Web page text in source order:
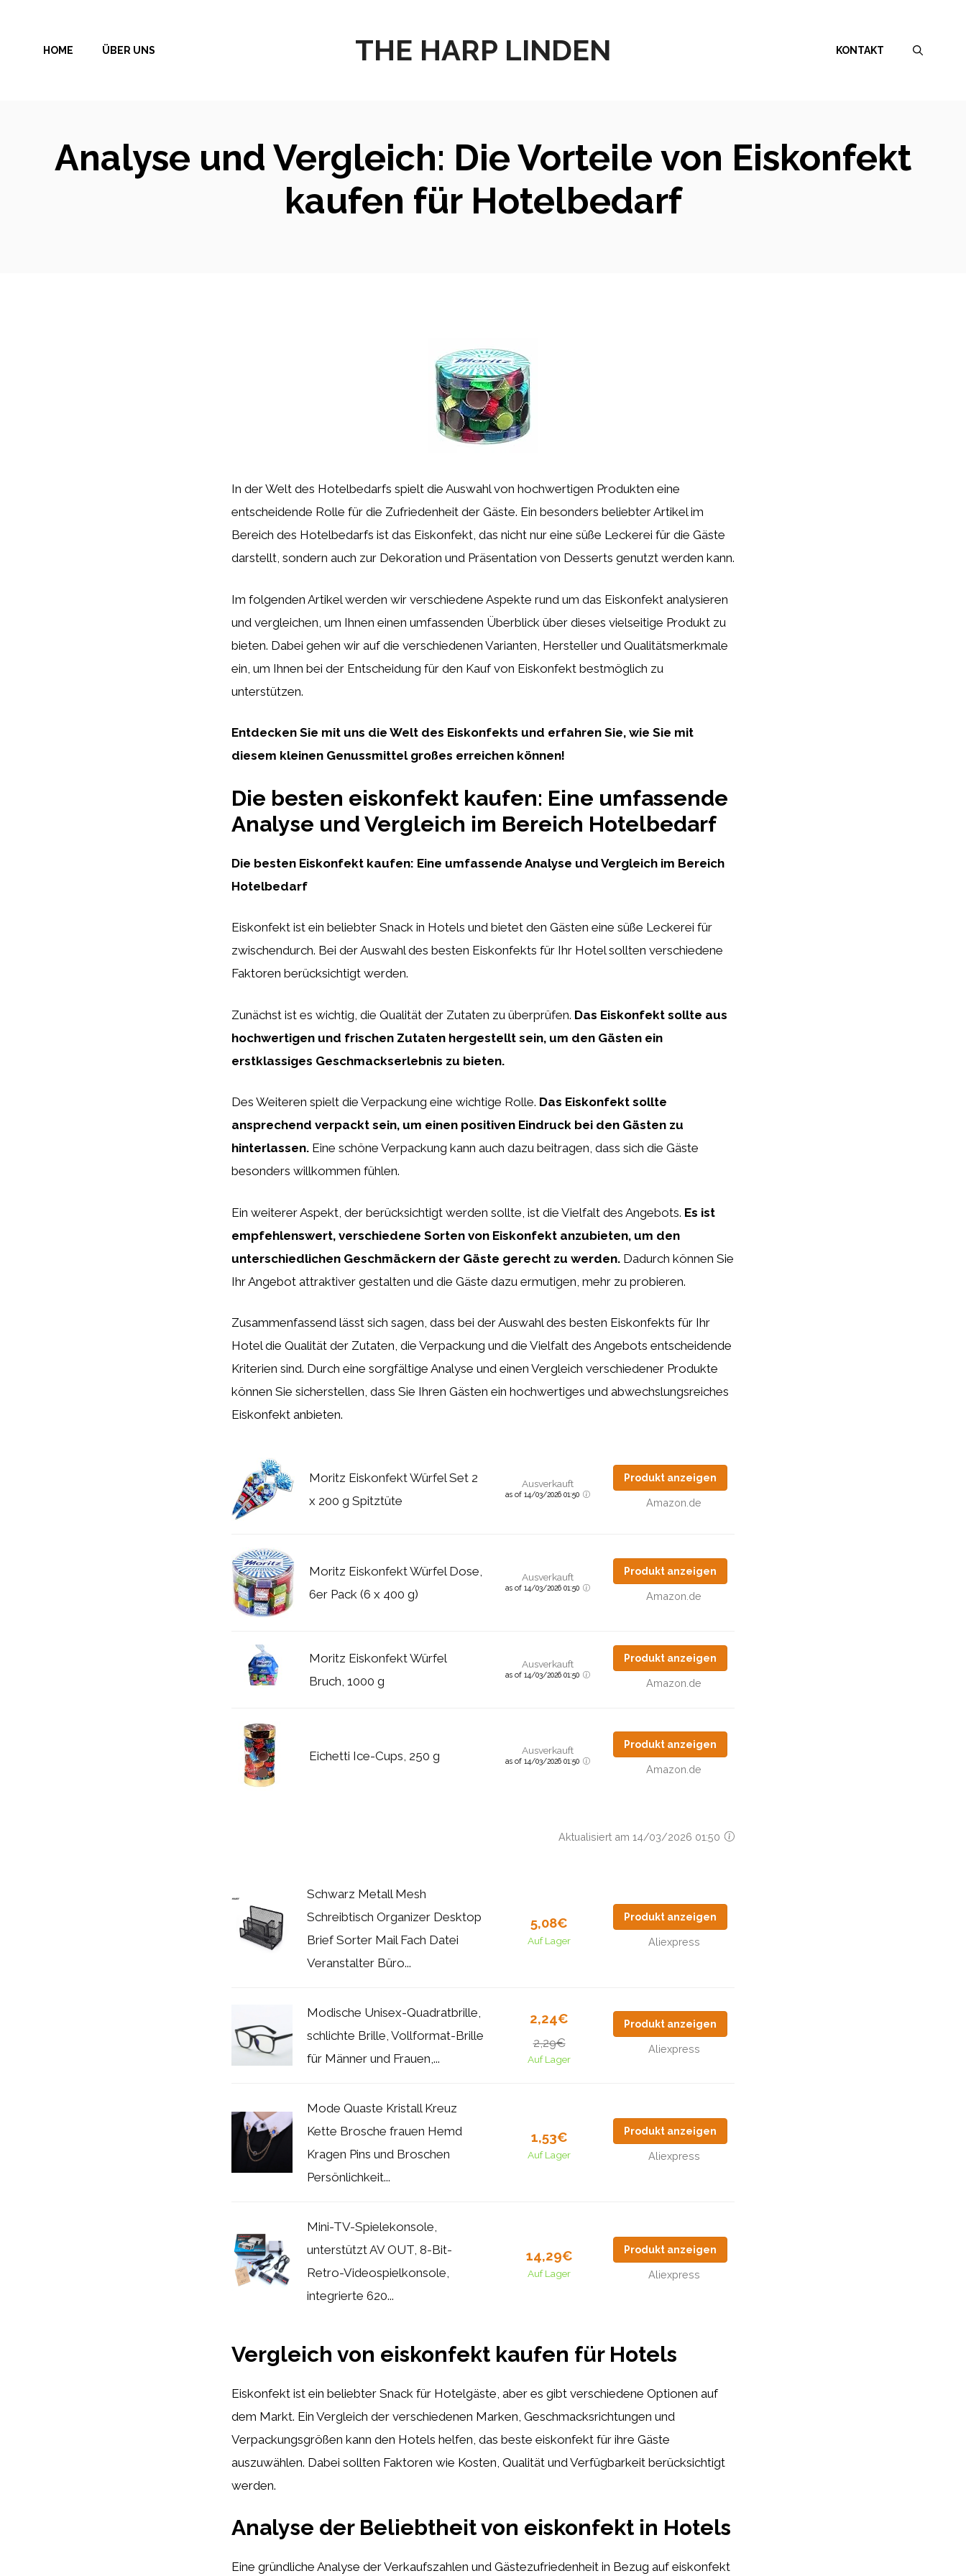
springen
THE HARP LINDEN
HOME ÜBER UNS KONTAKT
Analyse und Vergleich: Die Vorteile von Eiskonfekt
kaufen für Hotelbedarf
In der Welt des Hotelbedarfs spielt die Auswahl von hochwertigen Produkten eine
entscheidende Rolle für die Zufriedenheit der Gäste. Ein besonders beliebter Artikel im
Bereich des Hotelbedarfs ist das Eiskonfekt, das nicht nur eine süße Leckerei für die Gäste
darstellt, sondern auch zur Dekoration und Präsentation von Desserts genutzt werden kann.
Im folgenden Artikel werden wir verschiedene Aspekte rund um das Eiskonfekt analysieren
und vergleichen, um Ihnen einen umfassenden Überblick über dieses vielseitige Produkt zu
bieten. Dabei gehen wir auf die verschiedenen Varianten, Hersteller und Qualitätsmerkmale
ein, um Ihnen bei der Entscheidung für den Kauf von Eiskonfekt bestmöglich zu
unterstützen.
Entdecken Sie mit uns die Welt des Eiskonfekts und erfahren Sie, wie Sie mit
diesem kleinen Genussmittel großes erreichen können!
Die besten eiskonfekt kaufen: Eine umfassende
Analyse und Vergleich im Bereich Hotelbedarf
Die besten Eiskonfekt kaufen: Eine umfassende Analyse und Vergleich im Bereich
Hotelbedarf
Eiskonfekt ist ein beliebter Snack in Hotels und bietet den Gästen eine süße Leckerei für
zwischendurch. Bei der Auswahl des besten Eiskonfekts für Ihr Hotel sollten verschiedene
Faktoren berücksichtigt werden.
Zunächst ist es wichtig, die Qualität der Zutaten zu überprüfen. Das Eiskonfekt sollte aus
hochwertigen und frischen Zutaten hergestellt sein, um den Gästen ein
erstklassiges Geschmackserlebnis zu bieten.
Des Weiteren spielt die Verpackung eine wichtige Rolle. Das Eiskonfekt sollte
ansprechend verpackt sein, um einen positiven Eindruck bei den Gästen zu
hinterlassen. Eine schöne Verpackung kann auch dazu beitragen, dass sich die Gäste
besonders willkommen fühlen.
Ein weiterer Aspekt, der berücksichtigt werden sollte, ist die Vielfalt des Angebots. Es ist
empfehlenswert, verschiedene Sorten von Eiskonfekt anzubieten, um den
unterschiedlichen Geschmäckern der Gäste gerecht zu werden. Dadurch können Sie
Ihr Angebot attraktiver gestalten und die Gäste dazu ermutigen, mehr zu probieren.
Zusammenfassend lässt sich sagen, dass bei der Auswahl des besten Eiskonfekts für Ihr
Hotel die Qualität der Zutaten, die Verpackung und die Vielfalt des Angebots entscheidende
Kriterien sind. Durch eine sorgfältige Analyse und einen Vergleich verschiedener Produkte
können Sie sicherstellen, dass Sie Ihren Gästen ein hochwertiges und abwechslungsreiches
Eiskonfekt anbieten.
Moritz Eiskonfekt Würfel Set 2
x 200 g Spitztüte
Ausverkauft
as of 14/03/2026 01:50
Produkt anzeigen
Amazon.de
Moritz Eiskonfekt Würfel Dose,
6er Pack (6 x 400 g)
Ausverkauft
as of 14/03/2026 01:50
Produkt anzeigen
Amazon.de
Moritz Eiskonfekt Würfel
Bruch, 1000 g
Ausverkauft
as of 14/03/2026 01:50
Produkt anzeigen
Amazon.de
Eichetti Ice-Cups, 250 g Ausverkauft
as of 14/03/2026 01:50
Produkt anzeigen
Amazon.de
Aktualisiert am 14/03/2026 01:50
Schwarz Metall Mesh
Schreibtisch Organizer Desktop
Brief Sorter Mail Fach Datei
Veranstalter Büro...
5,08€
Auf Lager
Produkt anzeigen
Aliexpress
Modische Unisex-Quadratbrille,
schlichte Brille, Vollformat-Brille
für Männer und Frauen,...
2,24€
2,29€
Auf Lager
Produkt anzeigen
Aliexpress
Mode Quaste Kristall Kreuz
Kette Brosche frauen Hemd
Kragen Pins und Broschen
Persönlichkeit...
1,53€
Auf Lager
Produkt anzeigen
Aliexpress
Mini-TV-Spielekonsole,
unterstützt AV OUT, 8-Bit-
Retro-Videospielkonsole,
integrierte 620...
14,29€
Auf Lager
Produkt anzeigen
Aliexpress
Vergleich von eiskonfekt kaufen für Hotels
Eiskonfekt ist ein beliebter Snack für Hotelgäste, aber es gibt verschiedene Optionen auf
dem Markt. Ein Vergleich der verschiedenen Marken, Geschmacksrichtungen und
Verpackungsgrößen kann den Hotels helfen, das beste eiskonfekt für ihre Gäste
auszuwählen. Dabei sollten Faktoren wie Kosten, Qualität und Verfügbarkeit berücksichtigt
werden.
Analyse der Beliebtheit von eiskonfekt in Hotels
Eine gründliche Analyse der Verkaufszahlen und Gästezufriedenheit in Bezug auf eiskonfekt